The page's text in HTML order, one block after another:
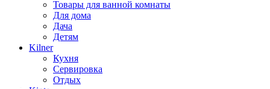
Товары для ванной комнаты
Для дома
Дача
Детям
Kilner
Кухня
Сервировка
Отдых